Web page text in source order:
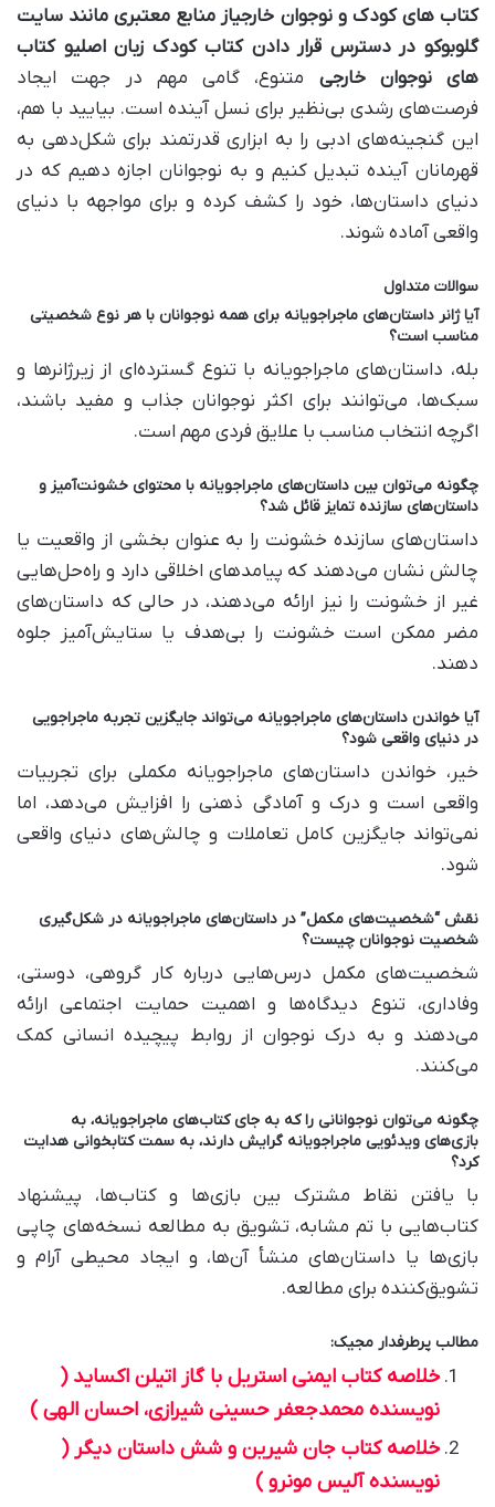
کتاب‌ های کودک و نوجوان خارجیاز منابع معتبری مانند سایت
گلوبوکو در دسترس قرار دادنکتاب کودک زبان اصلیوکتاب
های نوجوان خارجی متنوع، گامی مهم در جهت ایجاد
فرصت‌های رشدی بی‌نظیر برای نسل آینده است. بیایید با هم،
این گنجینه‌های ادبی را به ابزاری قدرتمند برای شکل‌دهی به
قهرمانان آینده تبدیل کنیم و به نوجوانان اجازه دهیم که در
دنیای داستان‌ها، خود را کشف کرده و برای مواجهه با دنیای
واقعی آماده شوند.
سوالات متداول
آیا ژانر داستان‌های ماجراجویانه برای همه نوجوانان با هر نوع شخصیتی
مناسب است؟
بله، داستان‌های ماجراجویانه با تنوع گسترده‌ای از زیرژانرها و
سبک‌ها، می‌توانند برای اکثر نوجوانان جذاب و مفید باشند،
اگرچه انتخاب مناسب با علایق فردی مهم است.
چگونه می‌توان بین داستان‌های ماجراجویانه با محتوای خشونت‌آمیز و
داستان‌های سازنده تمایز قائل شد؟
داستان‌های سازنده خشونت را به عنوان بخشی از واقعیت یا
چالش نشان می‌دهند که پیامدهای اخلاقی دارد و راه‌حل‌هایی
غیر از خشونت را نیز ارائه می‌دهند، در حالی که داستان‌های
مضر ممکن است خشونت را بی‌هدف یا ستایش‌آمیز جلوه
دهند.
آیا خواندن داستان‌های ماجراجویانه می‌تواند جایگزین تجربه ماجراجویی
در دنیای واقعی شود؟
خیر، خواندن داستان‌های ماجراجویانه مکملی برای تجربیات
واقعی است و درک و آمادگی ذهنی را افزایش می‌دهد، اما
نمی‌تواند جایگزین کامل تعاملات و چالش‌های دنیای واقعی
شود.
نقش “شخصیت‌های مکمل” در داستان‌های ماجراجویانه در شکل‌گیری
شخصیت نوجوانان چیست؟
شخصیت‌های مکمل درس‌هایی درباره کار گروهی، دوستی،
وفاداری، تنوع دیدگاه‌ها و اهمیت حمایت اجتماعی ارائه
می‌دهند و به درک نوجوان از روابط پیچیده انسانی کمک
می‌کنند.
چگونه می‌توان نوجوانانی را که به جای کتاب‌های ماجراجویانه، به
بازی‌های ویدئویی ماجراجویانه گرایش دارند، به سمت کتابخوانی هدایت
کرد؟
با یافتن نقاط مشترک بین بازی‌ها و کتاب‌ها، پیشنهاد
کتاب‌هایی با تم مشابه، تشویق به مطالعه نسخه‌های چاپی
بازی‌ها یا داستان‌های منشأ آن‌ها، و ایجاد محیطی آرام و
تشویق‌کننده برای مطالعه.
مطالب پرطرفدار مجیک:
خلاصه کتاب ایمنی استریل با گاز اتیلن اکساید (
نویسنده محمدجعفر حسینی شیرازی، احسان الهی )
خلاصه کتاب جان شیرین و شش داستان دیگر (
نویسنده آلیس مونرو )